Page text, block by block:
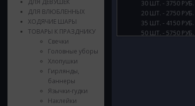
ДЛЯ ДЕВУШЕК
ДЛЯ ВЛЮБЛЕННЫХ
ХОДЯЧИЕ ШАРЫ
ТОВАРЫ К ПРАЗДНИКУ
Свечки
Головные уборы
Хлопушки
Гирлянды,
баннеры
Язычки-гудки
Наклейки
20 ШТ. - 2750 РУБ.
30 ШТ. - 3750 РУБ.
35 ШТ. - 4150 РУБ.
50 ШТ. - 5750 РУБ.